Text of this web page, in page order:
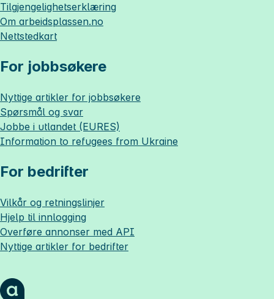
Tilgjengelighetserklæring
Om arbeidsplassen.no
Nettstedkart
For jobbsøkere
Nyttige artikler for jobbsøkere
Spørsmål og svar
Jobbe i utlandet (EURES)
Information to refugees from Ukraine
For bedrifter
Vilkår og retningslinjer
Hjelp til innlogging
Overføre annonser med API
Nyttige artikler for bedrifter